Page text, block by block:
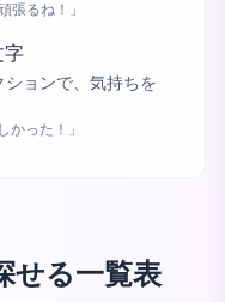
張るね！」
字
ョンで、気持ちを
かった！」
せる一覧表